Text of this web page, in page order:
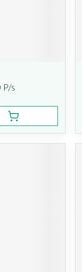
P/s